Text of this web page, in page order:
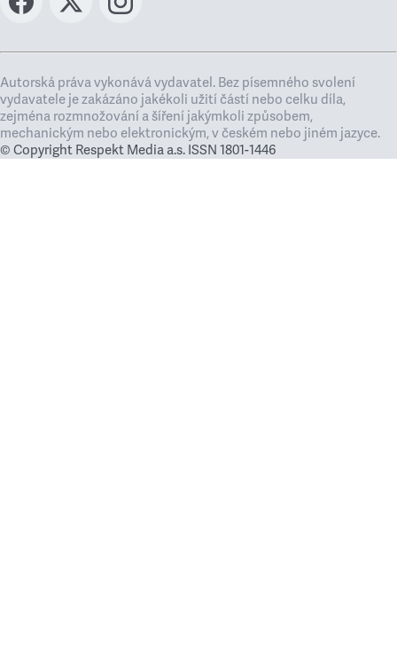
Autorská práva vykonává vydavatel. Bez písemného svolení
vydavatele je zakázáno jakékoli užití částí nebo celku díla,
zejména rozmnožování a šíření jakýmkoli způsobem,
mechanickým nebo elektronickým, v českém nebo jiném jazyce.
© Copyright Respekt Media a.s. ISSN 1801-1446